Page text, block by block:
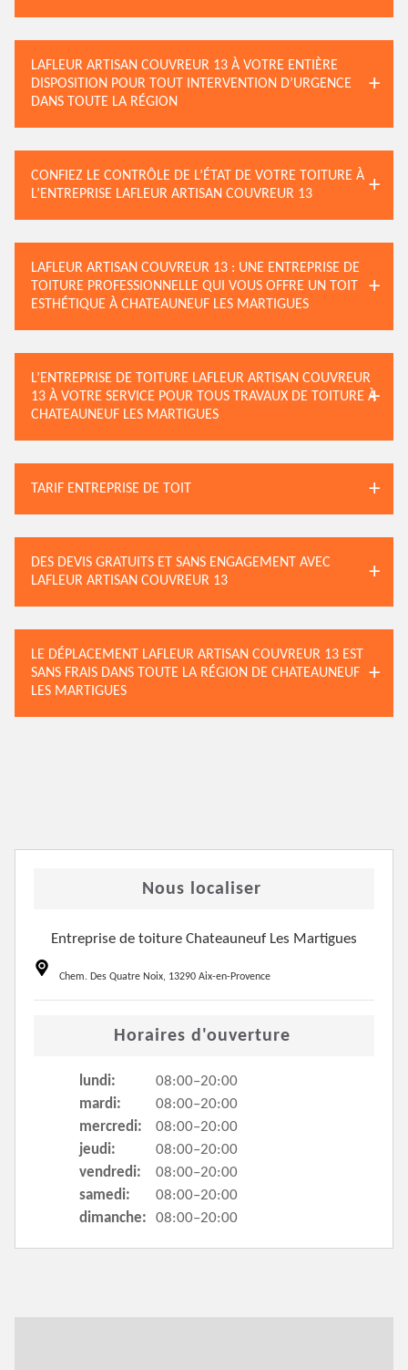
LAFLEUR ARTISAN COUVREUR 13 À VOTRE ENTIÈRE
DISPOSITION POUR TOUT INTERVENTION D’URGENCE
DANS TOUTE LA RÉGION
CONFIEZ LE CONTRÔLE DE L’ÉTAT DE VOTRE TOITURE À
L’ENTREPRISE LAFLEUR ARTISAN COUVREUR 13
LAFLEUR ARTISAN COUVREUR 13 : UNE ENTREPRISE DE
TOITURE PROFESSIONNELLE QUI VOUS OFFRE UN TOIT
ESTHÉTIQUE À CHATEAUNEUF LES MARTIGUES
L’ENTREPRISE DE TOITURE LAFLEUR ARTISAN COUVREUR
13 À VOTRE SERVICE POUR TOUS TRAVAUX DE TOITURE À
CHATEAUNEUF LES MARTIGUES
TARIF ENTREPRISE DE TOIT
DES DEVIS GRATUITS ET SANS ENGAGEMENT AVEC
LAFLEUR ARTISAN COUVREUR 13
LE DÉPLACEMENT LAFLEUR ARTISAN COUVREUR 13 EST
SANS FRAIS DANS TOUTE LA RÉGION DE CHATEAUNEUF
LES MARTIGUES
Nous localiser
Entreprise de toiture Chateauneuf Les Martigues
Chem. Des Quatre Noix, 13290 Aix-en-Provence
Horaires d'ouverture
lundi:
08:00–20:00
mardi:
08:00–20:00
mercredi:
08:00–20:00
jeudi:
08:00–20:00
vendredi:
08:00–20:00
samedi:
08:00–20:00
dimanche:
08:00–20:00